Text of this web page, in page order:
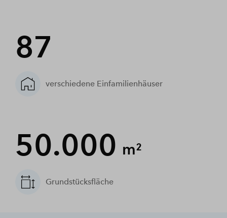
87
verschiedene Einfamilienhäuser
50.000 m²
Grundstücksfläche